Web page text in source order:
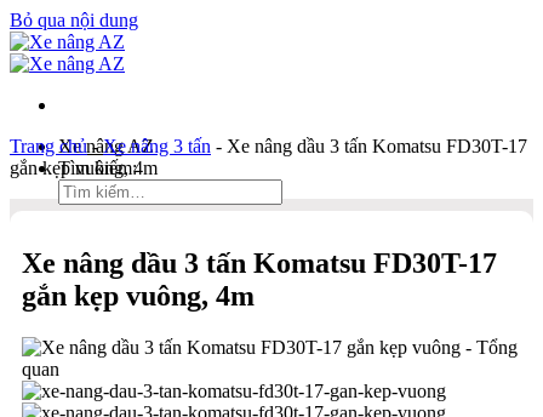
Bỏ qua nội dung
Xe nâng AZ
Tìm kiếm:
Duy Hòa
0903 333 581
Kinh Doanh
0934 166 552
Bản đồ
Liên hệ
Trang chủ-Xe nâng 3 tấn - Xe nâng dầu 3 tấn Komatsu FD30T-17
gắn kẹp vuông, 4m
Xe nâng dầu 3 tấn Komatsu FD30T-17
gắn kẹp vuông, 4m